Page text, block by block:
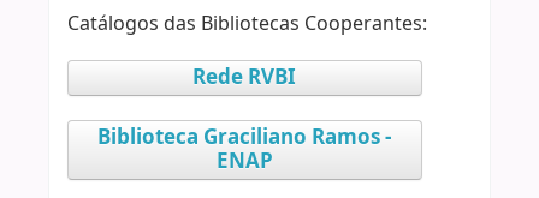
Catálogos das Bibliotecas Cooperantes:
Rede RVBI
Biblioteca Graciliano Ramos -
ENAP